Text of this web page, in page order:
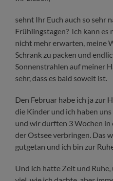
sehnt Ihr Euch auch so sehr
Frühlingstagen? Ich kann
nicht mehr erwarten, meine
Schrank zu packen und
Sonnenstrahlen auf meiner
sehr, dass es bald soweit ist.
Den Februar habe ich ja zur
die Kinder und ich haben
und wir durften 3 Wochen
der Ostsee verbringen. Das
gutgetan und ich bin zur
Und ich hatte Zeit und Ruhe,